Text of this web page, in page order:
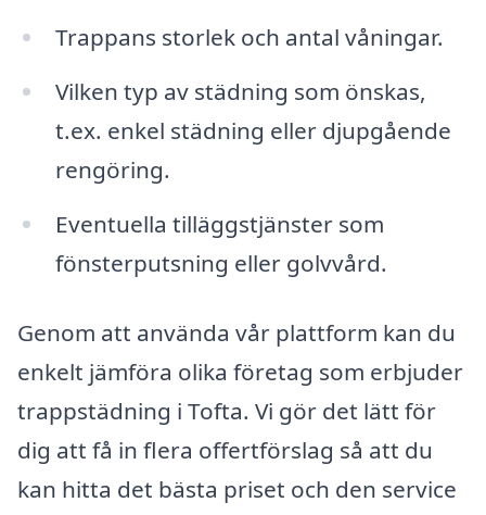
Trappans storlek och antal våningar.
Vilken typ av städning som önskas,
t.ex. enkel städning eller djupgående
rengöring.
Eventuella tilläggstjänster som
fönsterputsning eller golvvård.
Genom att använda vår plattform kan du
enkelt jämföra olika företag som erbjuder
trappstädning i Tofta. Vi gör det lätt för
dig att få in flera offertförslag så att du
kan hitta det bästa priset och den service